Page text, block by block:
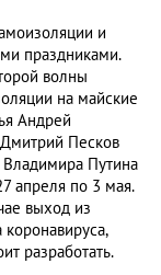
и
праздниками.
волны
на майские
Андрей
Песков
Путина
апреля по 3 мая.
выход из
разработать.